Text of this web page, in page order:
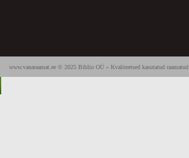
www.vanaraamat.ee © 2025 Biblio OÜ » Kvaliteetsed kasutatud raamatud